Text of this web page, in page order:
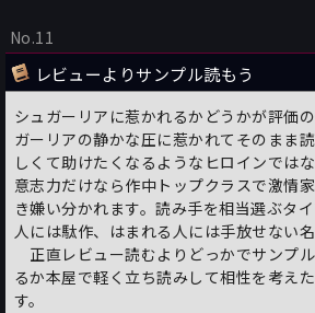
No.11
レビューよりサンプル読もう
シュガーリアに惹かれるかどうかが評価
ガーリアの静かな圧に惹かれてそのまま
しくて助けたくなるようなヒロインでは
意志力だけなら作中トップクラスで激情
き嫌い分かれます。読み手を相当選ぶタ
人には駄作、はまれる人には手放せない名
正直レビュー読むよりどっかでサンプ
るか本屋で軽く立ち読みして相性を考え
す。